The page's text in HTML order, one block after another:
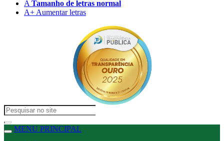
A Tamanho de letras normal
A+ Aumentar letras
MENU PRINCIPAL